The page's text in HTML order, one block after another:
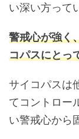
い深い方って
警戒心が強く
コパスにとっ
サイコパスは
てコントロー
い警戒心から